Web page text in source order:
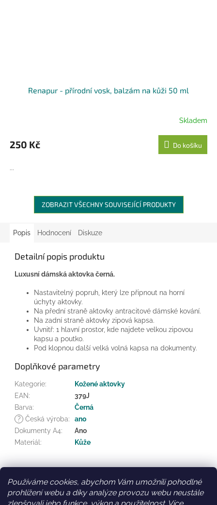
Používáme cookies, abychom Vám umožnili pohodlné
prohlížení webu a díky analýze provozu webu neustále
Renapur - přírodní vosk, balzám na kůži 50 ml
Skladem
250 Kč Do košíku
...
ZOBRAZIT VŠECHNY SOUVISEJÍCÍ PRODUKTY
Popis Hodnocení Diskuze
Detailní popis produktu
Luxusní dámská aktovka černá.
Nastavitelný popruh, který lze připnout na horní
úchyty aktovky.
Na přední straně aktovky antracitové dámské kování.
Na zadní straně aktovky zipová kapsa.
Uvnitř: 1 hlavní prostor, kde najdete velkou zipovou
kapsu a poutko.
Pod klopnou další velká volná kapsa na dokumenty.
Doplňkové parametry
Kategorie:
Kožené aktovky
EAN:
379J
Barva:
Černá
?
Česká výroba:
ano
Dokumenty A4:
Ano
Materiál : Kůže
Z
Facebook Věrnostní slevy